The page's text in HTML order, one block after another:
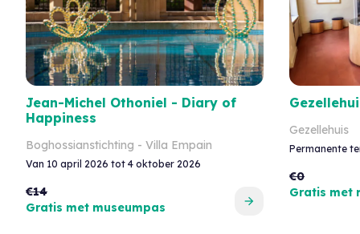
Jean-Michel Othoniel - Diary of
Happiness
Boghossianstichting - Villa Empain
Van 10 april 2026 tot 4 oktober 2026
€14
Gratis met museumpas
Gezellehuis
Permanente
€0
Gratis met